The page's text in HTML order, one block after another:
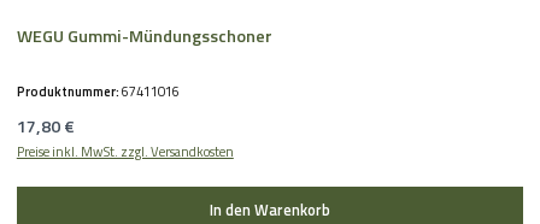
WEGU Gummi-Mündungsschoner
Produktnummer:67411016
Regulärer Preis:
17,80 €
Preise inkl. MwSt. zzgl. Versandkosten
In den Warenkorb